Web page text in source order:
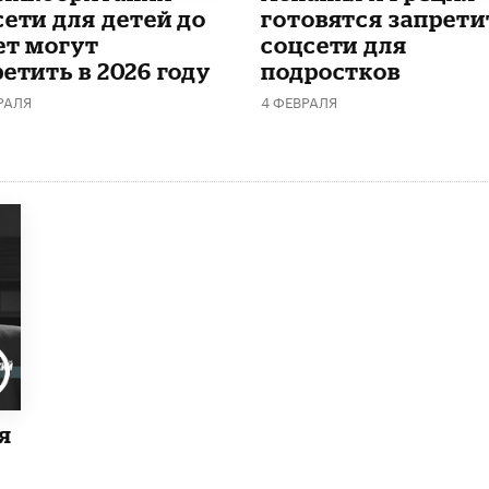
для детей до
могут
в 2026 году
готовятся
соцсети для
подростков
4 ФЕВРАЛЯ